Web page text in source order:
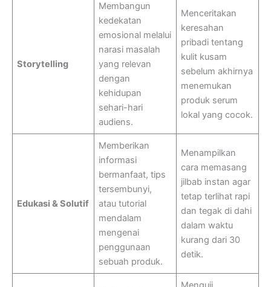
Storytelling
Membangun
kedekatan
emosional melalui
narasi masalah
yang relevan
dengan
kehidupan
sehari-hari
audiens.
Menceritakan
keresahan
pribadi tentang
kulit kusam
sebelum akhirnya
menemukan
produk serum
lokal yang cocok.
Edukasi & Solutif
Memberikan
informasi
bermanfaat, tips
tersembunyi,
atau tutorial
mendalam
mengenai
penggunaan
sebuah produk.
Menampilkan
cara memasang
jilbab instan agar
tetap terlihat rapi
dan tegak di dahi
dalam waktu
kurang dari 30
detik.